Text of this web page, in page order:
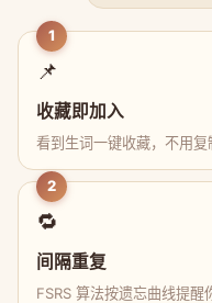
1
📌
收藏即加入
看到生词一键收藏，不用复
2
🔁
间隔重复
FSRS 算法按遗忘曲线提醒